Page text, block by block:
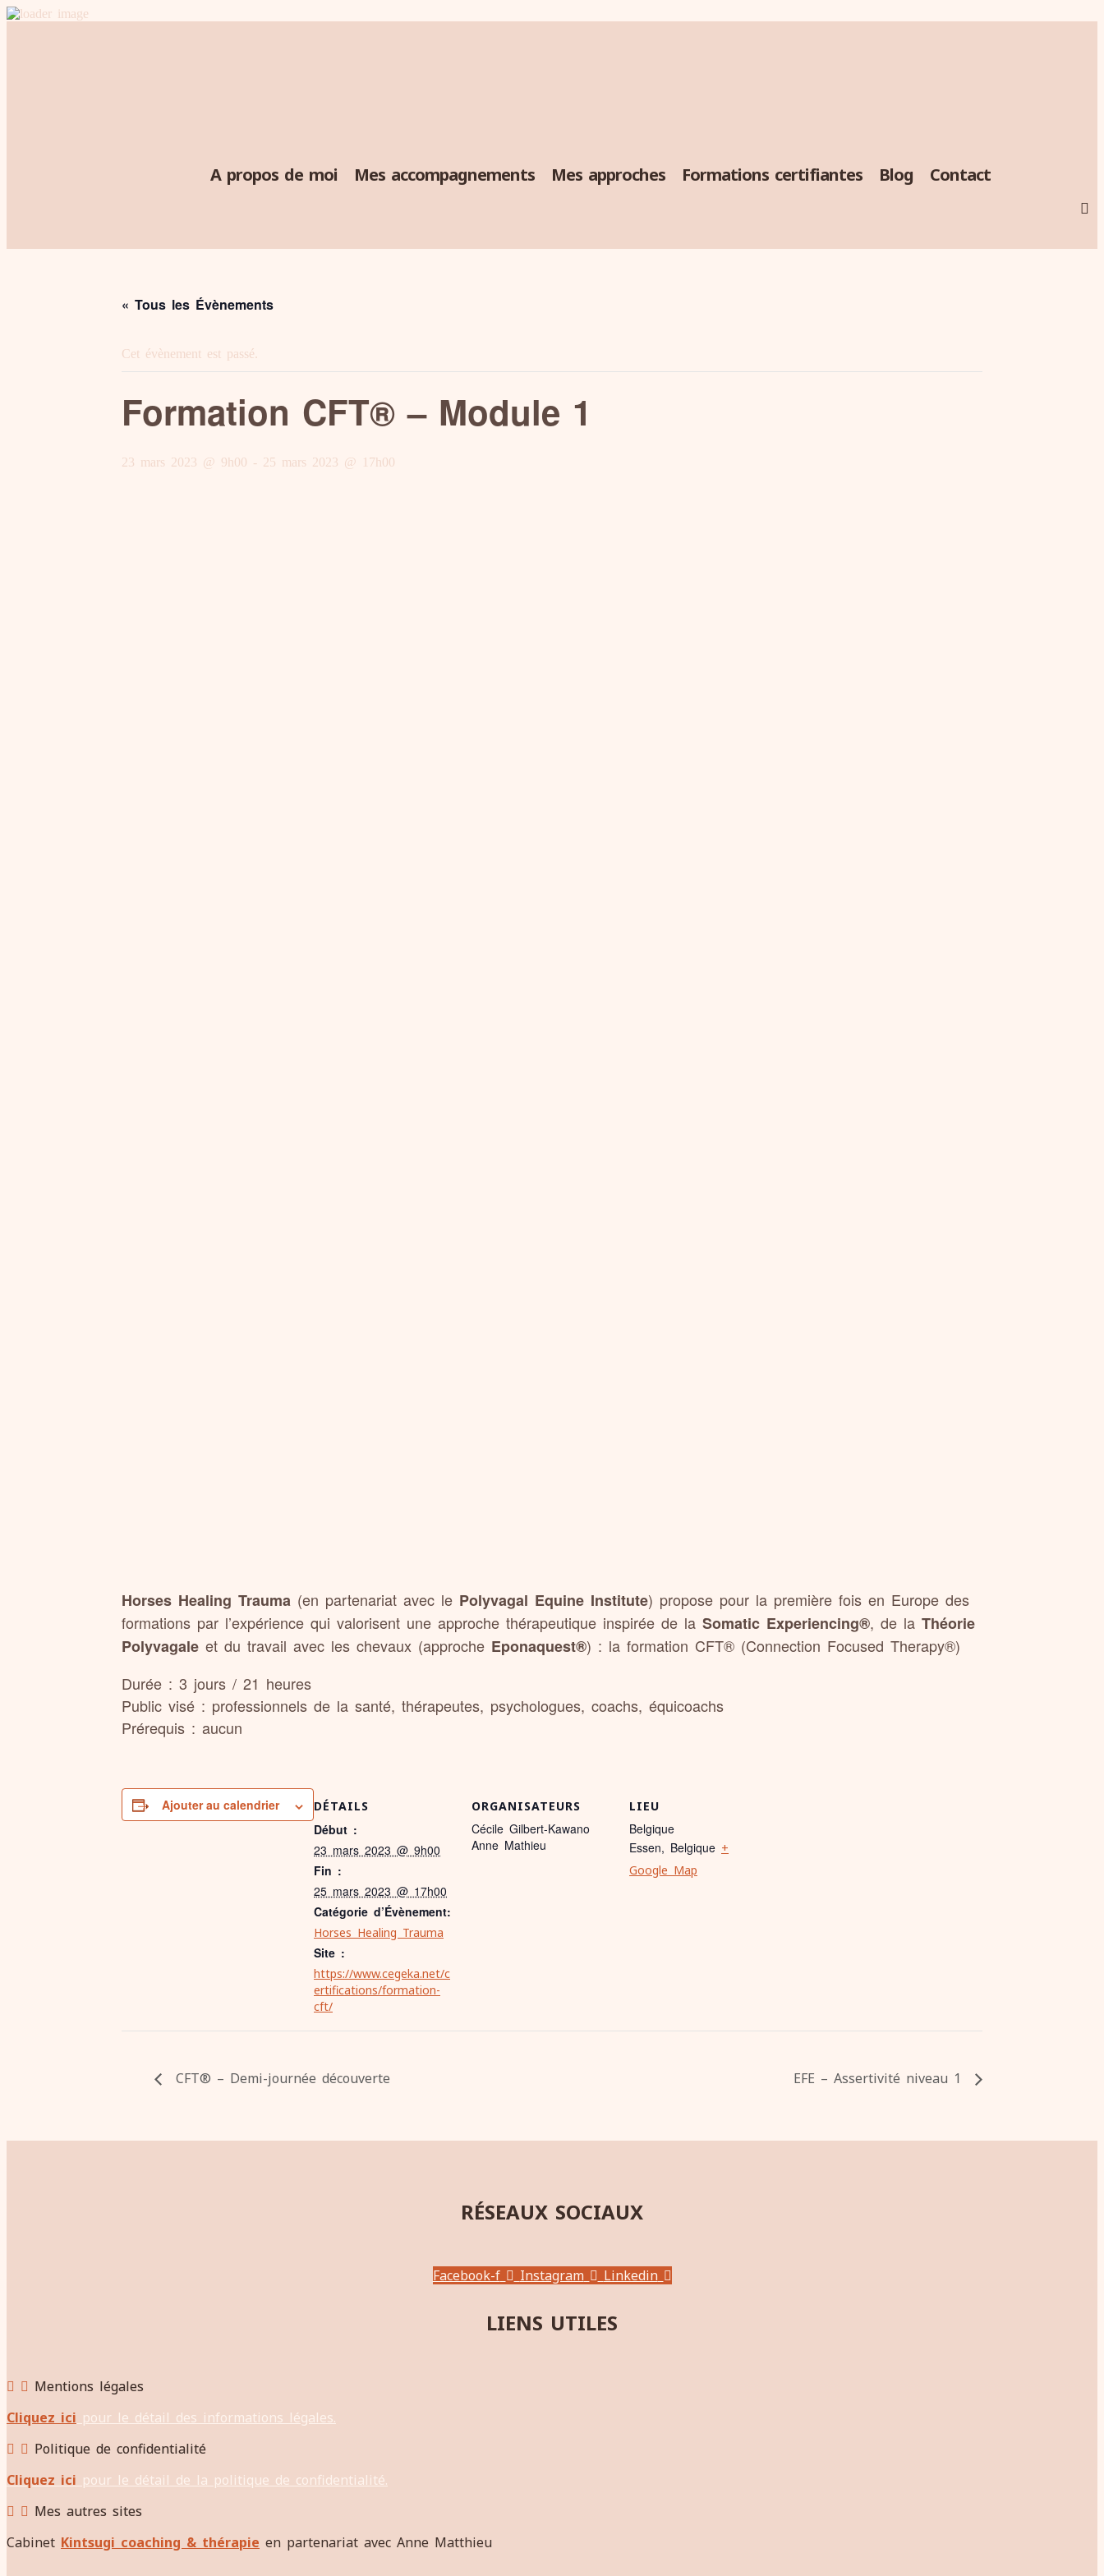
A propos de moi Mes accompagnements Mes approches Formations certifiantes Blog Contact
« Tous les Évènements
Cet évènement est passé.
Formation CFT® – Module 1
23 mars 2023 @ 9h00 - 25 mars 2023 @ 17h00
Horses Healing Trauma (en partenariat avec le Polyvagal Equine Institute) propose pour la première fois en Europe des
formations par l’expérience qui valorisent une approche thérapeutique inspirée de la Somatic Experiencing®, de la Théorie
Polyvagale et du travail avec les chevaux (approche Eponaquest®) : la formation CFT® (Connection Focused Therapy®)
Durée : 3 jours / 21 heures
Public visé : professionnels de la santé, thérapeutes, psychologues, coachs, équicoachs
Prérequis : aucun
Ajouter au calendrier DÉTAILS
Début :
23 mars 2023 @ 9h00
Fin :
25 mars 2023 @ 17h00
Catégorie d’Évènement:
Horses Healing Trauma
Site :
https://www.cegeka.net/c
ertifications/formation-
cft/
ORGANISATEURS
Cécile Gilbert-Kawano
Anne Mathieu
LIEU
Belgique
Essen, Belgique +
Google Map
CFT® – Demi-journée découverte EFE – Assertivité niveau 1
RÉSEAUX SOCIAUX
Facebook-f Instagram Linkedin
LIENS UTILES
Mentions légales
Cliquez ici pour le détail des informations légales.
Politique de confidentialité
Cliquez ici pour le détail de la politique de confidentialité.
Mes autres sites
Cabinet Kintsugi coaching & thérapie en partenariat avec Anne Matthieu